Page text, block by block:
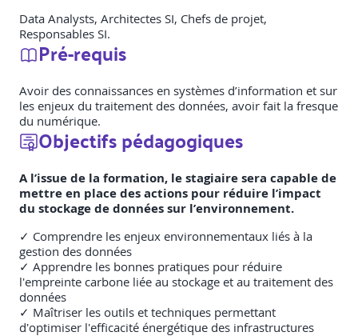
Data Analysts, Architectes SI, Chefs de projet,
Responsables SI.
Pré-requis
Avoir des connaissances en systèmes d’information et sur
les enjeux du traitement des données, avoir fait la fresque
du numérique.
Objectifs pédagogiques
A l’issue de la formation, le stagiaire sera capable de
mettre en place des actions pour réduire l’impact
du stockage de données sur l’environnement.
✓ Comprendre les enjeux environnementaux liés à la
gestion des données
✓ Apprendre les bonnes pratiques pour réduire
l'empreinte carbone liée au stockage et au traitement des
données
✓ Maîtriser les outils et techniques permettant
d'optimiser l'efficacité énergétique des infrastructures